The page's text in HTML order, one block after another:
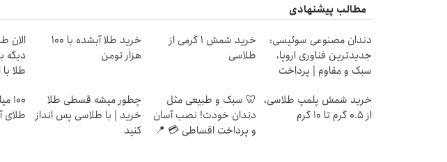
مطالب پیشنهادی
دندان مصنوعی سوئیسی:
جدیدترین فناوری اروپا،
سبک و مقاوم | پرداخت
خرید شمش 1 گرمی از
طلاسی
خرید طلا آبشده با 100
هزار تومن
دیگه
طلا
خرید شمش پلمپ طلاسی،
از ۰.۵ گرم تا ۱۰ گرم
🦷 سبک و طبیعی مثل
دندان خودت! نصب آسان
و پرداخت اقساطی 💳 📍
چطور میشه قسطی طلا
خرید | با طلاسی پس انداز
کنید
طلای